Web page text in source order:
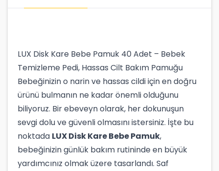
LUX Disk Kare Bebe Pamuk 40 Adet – Bebek
Temizleme Pedi, Hassas Cilt Bakım Pamuğu
Bebeğinizin o narin ve hassas cildi için en doğru
ürünü bulmanın ne kadar önemli olduğunu
biliyoruz. Bir ebeveyn olarak, her dokunuşun
sevgi dolu ve güvenli olmasını istersiniz. İşte bu
noktada LUX Disk Kare Bebe Pamuk,
bebeğinizin günlük bakım rutininde en büyük
yardımcınız olmak üzere tasarlandı. Saf